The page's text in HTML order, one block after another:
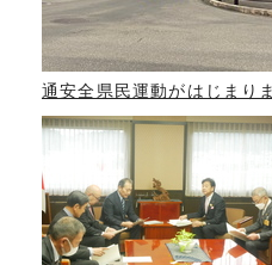
通安全県民運動がはじまり